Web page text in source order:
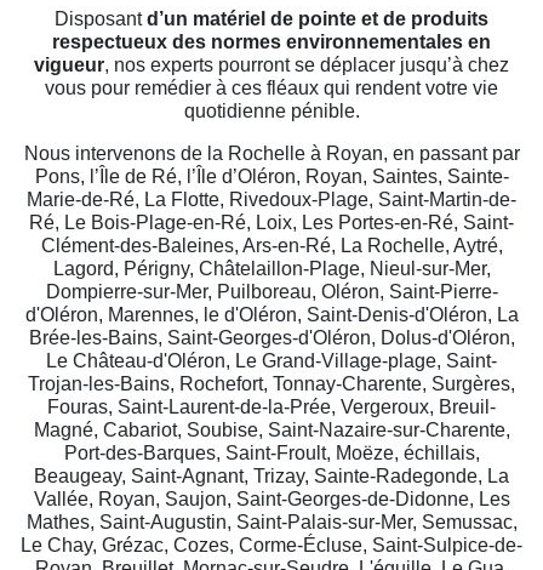
Disposantd’un matériel de pointe et de produits
respectueux des normes environnementales en
vigueur, nos experts pourront se déplacer jusqu’à chez
vous pour remédier à ces fléaux qui rendent votre vie
quotidienne pénible.
Nous intervenons de la Rochelle à Royan, en passant par
Pons, l’Île de Ré, l’Île d’Oléron, Royan, Saintes, Sainte-
Marie-de-Ré, La Flotte, Rivedoux-Plage, Saint-Martin-de-
Ré, Le Bois-Plage-en-Ré, Loix, Les Portes-en-Ré, Saint-
Clément-des-Baleines, Ars-en-Ré, La Rochelle, Aytré,
Lagord, Périgny, Châtelaillon-Plage, Nieul-sur-Mer,
Dompierre-sur-Mer, Puilboreau, Oléron, Saint-Pierre-
d'Oléron, Marennes, le d'Oléron, Saint-Denis-d'Oléron, La
Brée-les-Bains, Saint-Georges-d'Oléron, Dolus-d'Oléron,
Le Château-d'Oléron, Le Grand-Village-plage, Saint-
Trojan-les-Bains, Rochefort, Tonnay-Charente, Surgères,
Fouras, Saint-Laurent-de-la-Prée, Vergeroux, Breuil-
Magné, Cabariot, Soubise, Saint-Nazaire-sur-Charente,
Port-des-Barques, Saint-Froult, Moëze, échillais,
Beaugeay, Saint-Agnant, Trizay, Sainte-Radegonde, La
Vallée, Royan, Saujon, Saint-Georges-de-Didonne, Les
Mathes, Saint-Augustin, Saint-Palais-sur-Mer, Semussac,
Le Chay, Grézac, Cozes, Corme-Écluse, Saint-Sulpice-de-